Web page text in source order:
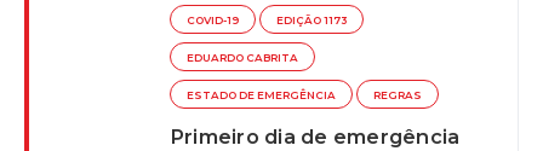
COVID-19 EDIÇÃO 1173
EDUARDO CABRITA
ESTADO DE EMERGÊNCIA REGRAS
Primeiro dia de emergência